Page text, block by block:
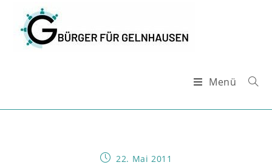
springen
Menü
Beitrag22. Mai 2011